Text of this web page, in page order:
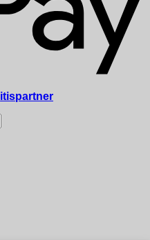
itispartner